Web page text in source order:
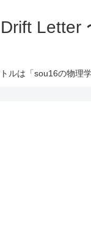
Letter
ルは「sou16の物理